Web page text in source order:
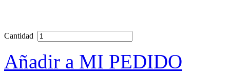
Cantidad
Añadir a MI PEDIDO